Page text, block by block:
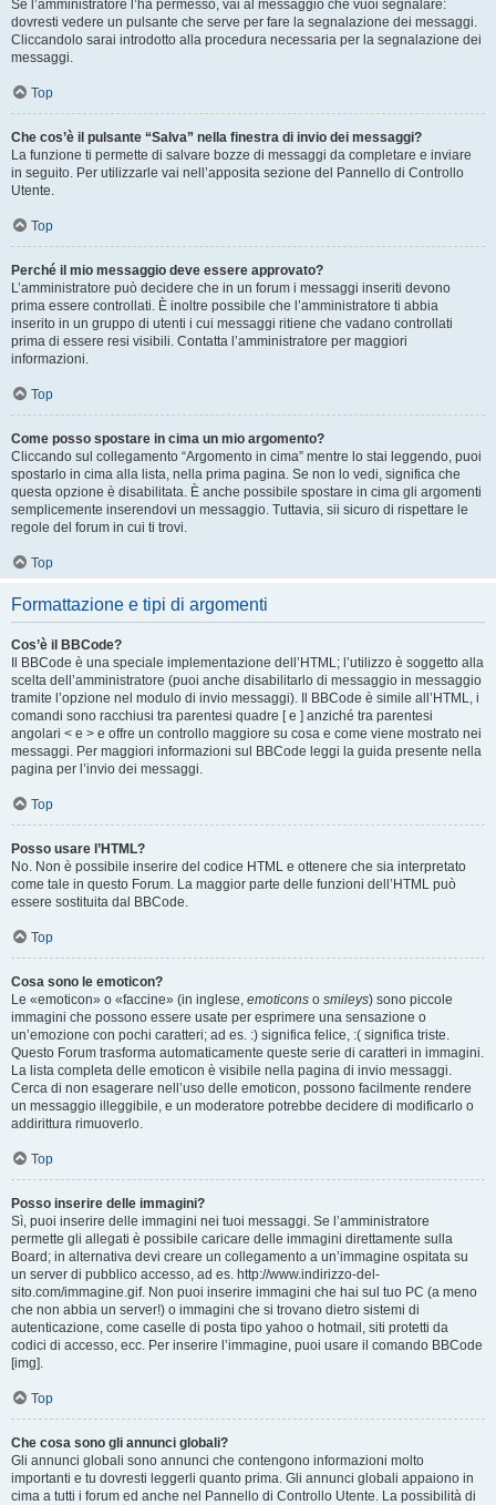
Se l’amministratore l’ha permesso, vai al messaggio che vuoi segnalare:
dovresti vedere un pulsante che serve per fare la segnalazione dei messaggi.
Cliccandolo sarai introdotto alla procedura necessaria per la segnalazione dei
messaggi.
Top
Che cos’è il pulsante “Salva” nella finestra di invio dei messaggi?
La funzione ti permette di salvare bozze di messaggi da completare e inviare
in seguito. Per utilizzarle vai nell’apposita sezione del Pannello di Controllo
Utente.
Top
Perché il mio messaggio deve essere approvato?
L’amministratore può decidere che in un forum i messaggi inseriti devono
prima essere controllati. È inoltre possibile che l’amministratore ti abbia
inserito in un gruppo di utenti i cui messaggi ritiene che vadano controllati
prima di essere resi visibili. Contatta l’amministratore per maggiori
informazioni.
Top
Come posso spostare in cima un mio argomento?
Cliccando sul collegamento “Argomento in cima” mentre lo stai leggendo, puoi
spostarlo in cima alla lista, nella prima pagina. Se non lo vedi, significa che
questa opzione è disabilitata. È anche possibile spostare in cima gli argomenti
semplicemente inserendovi un messaggio. Tuttavia, sii sicuro di rispettare le
regole del forum in cui ti trovi.
Top
Formattazione e tipi di argomenti
Cos’è il BBCode?
Il BBCode è una speciale implementazione dell’HTML; l’utilizzo è soggetto alla
scelta dell’amministratore (puoi anche disabilitarlo di messaggio in messaggio
tramite l’opzione nel modulo di invio messaggi). Il BBCode è simile all’HTML, i
comandi sono racchiusi tra parentesi quadre [ e ] anziché tra parentesi
angolari < e > e offre un controllo maggiore su cosa e come viene mostrato nei
messaggi. Per maggiori informazioni sul BBCode leggi la guida presente nella
pagina per l’invio dei messaggi.
Top
Posso usare l’HTML?
No. Non è possibile inserire del codice HTML e ottenere che sia interpretato
come tale in questo Forum. La maggior parte delle funzioni dell’HTML può
essere sostituita dal BBCode.
Top
Cosa sono le emoticon?
Le «emoticon» o «faccine» (in inglese, emoticons o smileys) sono piccole
immagini che possono essere usate per esprimere una sensazione o
un’emozione con pochi caratteri; ad es. :) significa felice, :( significa triste.
Questo Forum trasforma automaticamente queste serie di caratteri in immagini.
La lista completa delle emoticon è visibile nella pagina di invio messaggi.
Cerca di non esagerare nell’uso delle emoticon, possono facilmente rendere
un messaggio illeggibile, e un moderatore potrebbe decidere di modificarlo o
addirittura rimuoverlo.
Top
Posso inserire delle immagini?
Sì, puoi inserire delle immagini nei tuoi messaggi. Se l’amministratore
permette gli allegati è possibile caricare delle immagini direttamente sulla
Board; in alternativa devi creare un collegamento a un’immagine ospitata su
un server di pubblico accesso, ad es. http://www.indirizzo-del-
sito.com/immagine.gif. Non puoi inserire immagini che hai sul tuo PC (a meno
che non abbia un server!) o immagini che si trovano dietro sistemi di
autenticazione, come caselle di posta tipo yahoo o hotmail, siti protetti da
codici di accesso, ecc. Per inserire l’immagine, puoi usare il comando BBCode
[img].
Top
Che cosa sono gli annunci globali?
Gli annunci globali sono annunci che contengono informazioni molto
importanti e tu dovresti leggerli quanto prima. Gli annunci globali appaiono in
cima a tutti i forum ed anche nel Pannello di Controllo Utente. La possibilità di